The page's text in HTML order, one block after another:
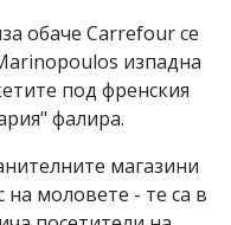
обаче Carrefour се
изпадна
под френския
фалира.
магазини
моловете - те са в